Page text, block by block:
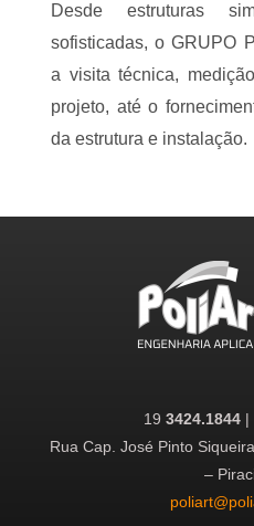
Desde estruturas
sofisticadas, o GRUPO
a visita técnica,
projeto, até o
da estrutura e instalação.
19 3424.1844
Rua Cap. José Pinto
–